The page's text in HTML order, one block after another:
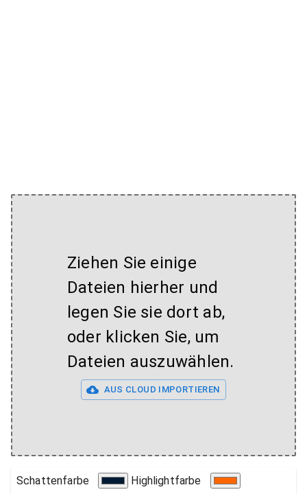
Ziehen Sie einige
Dateien hierher und
legen Sie sie dort ab,
oder klicken Sie, um
Dateien auszuwählen.
AUS CLOUD IMPORTIEREN
Schattenfarbe Highlightfarbe